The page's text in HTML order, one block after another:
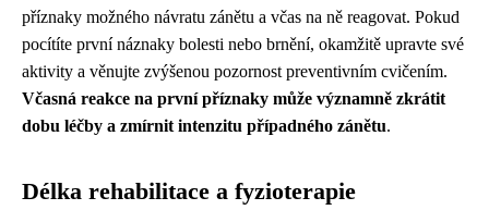
příznaky možného návratu zánětu a včas na ně reagovat. Pokud
pocítíte první náznaky bolesti nebo brnění, okamžitě upravte své
aktivity a věnujte zvýšenou pozornost preventivním cvičením.
Včasná reakce na první příznaky může významně zkrátit
dobu léčby a zmírnit intenzitu případného zánětu.
Délka rehabilitace a fyzioterapie